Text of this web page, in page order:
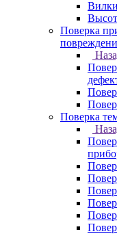
Поверка
Поверка